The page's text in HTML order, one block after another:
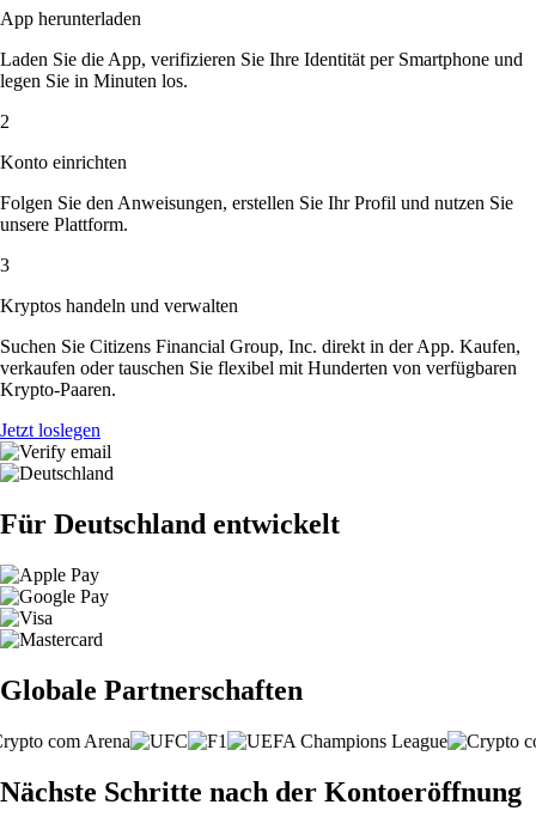
App herunterladen
Laden Sie die App, verifizieren Sie Ihre Identität per Smartphone und
legen Sie in Minuten los.
2
Konto einrichten
Folgen Sie den Anweisungen, erstellen Sie Ihr Profil und nutzen Sie
unsere Plattform.
3
Kryptos handeln und verwalten
Suchen Sie Citizens Financial Group, Inc. direkt in der App. Kaufen,
verkaufen oder tauschen Sie flexibel mit Hunderten von verfügbaren
Krypto-Paaren.
Jetzt loslegen
Für Deutschland entwickelt
Globale Partnerschaften
Nächste Schritte nach der Kontoeröffnung